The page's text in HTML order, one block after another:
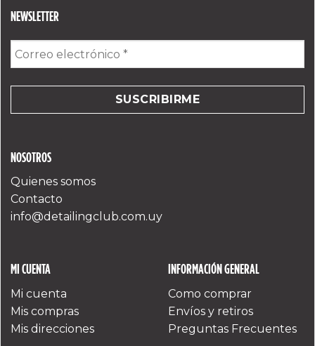
NOSOTROS
Quienes somos
Contacto
info@detailingclub.com.uy
MI CUENTA
Mi cuenta
Mis compras
Mis direcciones
INFORMACIÓN GENERAL
Como comprar
Envíos y retiros
Preguntas Frecuentes
NEWSLETTER
electrónico